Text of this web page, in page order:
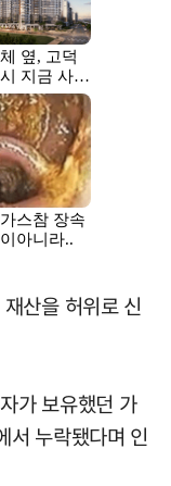
산을 허위로 신
가 보유했던 가
서 누락됐다며 인